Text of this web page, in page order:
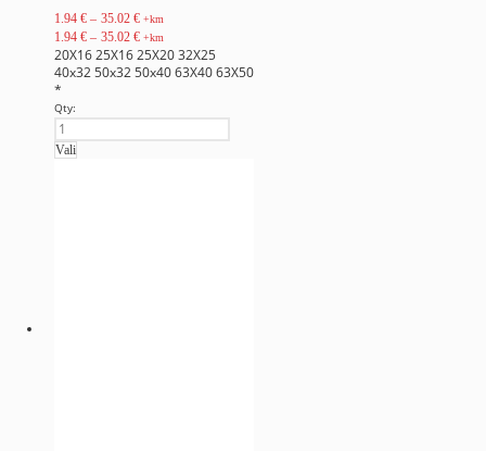
1.94€ – 35.02 € +km
1.94€ – 35.02 € +km
20X1625X1625X2032X25
40x3250x3250x4063X4063X50
*
Qty:
Vali